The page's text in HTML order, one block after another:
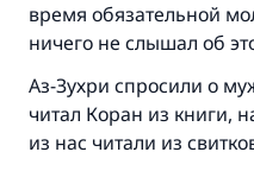
время обязательной
ничего не слышал об
Аз-Зухри спросили о
читал Коран из книги,
из нас читали из